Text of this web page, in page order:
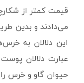
قیمت کمتر از
می‌دادند و بدین
این دلالان به
عبارت دلالان
حیوان گاو و خرس